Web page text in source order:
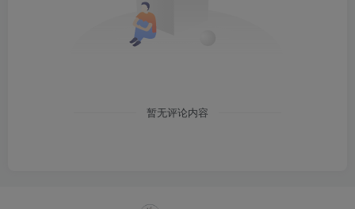
暂无评论内容